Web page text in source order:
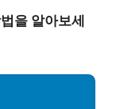
을 알아보세